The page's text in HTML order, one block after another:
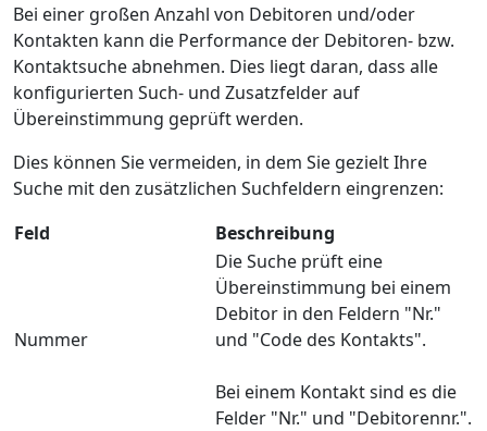
Bei einer großen Anzahl von Debitoren und/oder
Kontakten kann die Performance der Debitoren- bzw.
Kontaktsuche abnehmen. Dies liegt daran, dass alle
konfigurierten Such- und Zusatzfelder auf
Übereinstimmung geprüft werden.
Dies können Sie vermeiden, in dem Sie gezielt Ihre
Suche mit den zusätzlichen Suchfeldern eingrenzen:
Feld
Beschreibung
Nummer
Die Suche prüft eine
Übereinstimmung bei einem
Debitor in den Feldern "Nr."
und "Code des Kontakts".
Bei einem Kontakt sind es die
Felder "Nr." und "Debitorennr.".